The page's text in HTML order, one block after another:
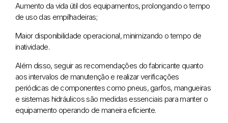
Aumento da vida útil dos equipamentos, prolongando o tempo
de uso das empilhadeiras;
Maior disponibilidade operacional, minimizando o tempo de
inatividade.
Além disso, seguir as recomendações do fabricante quanto
aos intervalos de manutenção e realizar verificações
periódicas de componentes como pneus, garfos, mangueiras
e sistemas hidráulicos são medidas essenciais para manter o
equipamento operando de maneira eficiente.